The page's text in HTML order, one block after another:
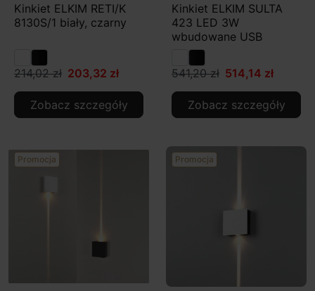
Kinkiet ELKIM RETI/K
8130S/1 biały, czarny
214,02 zł 203,32 zł
Zobacz szczegóły
Kinkiet ELKIM SULTA
423 LED 3W
wbudowane USB
541,20 zł 514,14 zł
Zobacz szczegóły
Promocja Promocja